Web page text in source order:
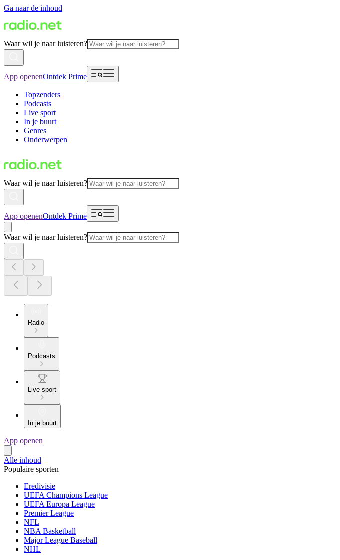
Ga naar de inhoud
Waar wil je naar luisteren?
App openenOntdek Prime
Topzenders
Podcasts
Live sport
In je buurt
Genres
Onderwerpen
Waar wil je naar luisteren?
App openenOntdek Prime
Waar wil je naar luisteren?
Radio
Podcasts
Live sport
In je buurt
App openen
Alle inhoud
Populaire sporten
Eredivisie
UEFA Champions League
UEFA Europa League
Premier League
NFL
NBA Basketball
Major League Baseball
NHL